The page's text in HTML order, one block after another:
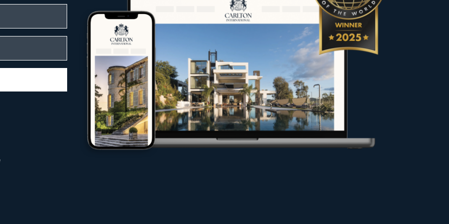
Lage, Architektur und einzigartigem Charakter ausgewählt, um den
Kundschaft gerecht zu werden.
Carlton International Käufer, Verkäufer und Eigentümer bei ihren
Käufern, Investoren und Mietern
Märkte
erwerben, Ihre Immobilie unter besten Bedingungen verkaufen oder
– unsere Expertenteams setzen alles daran, Ihr Projekt optimal zu